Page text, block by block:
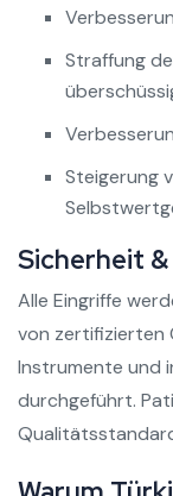
Straffung
Steigerung
Sicherheit
Alle Eingriffe
von zertifizierten
Instrumente und
durchgeführt.